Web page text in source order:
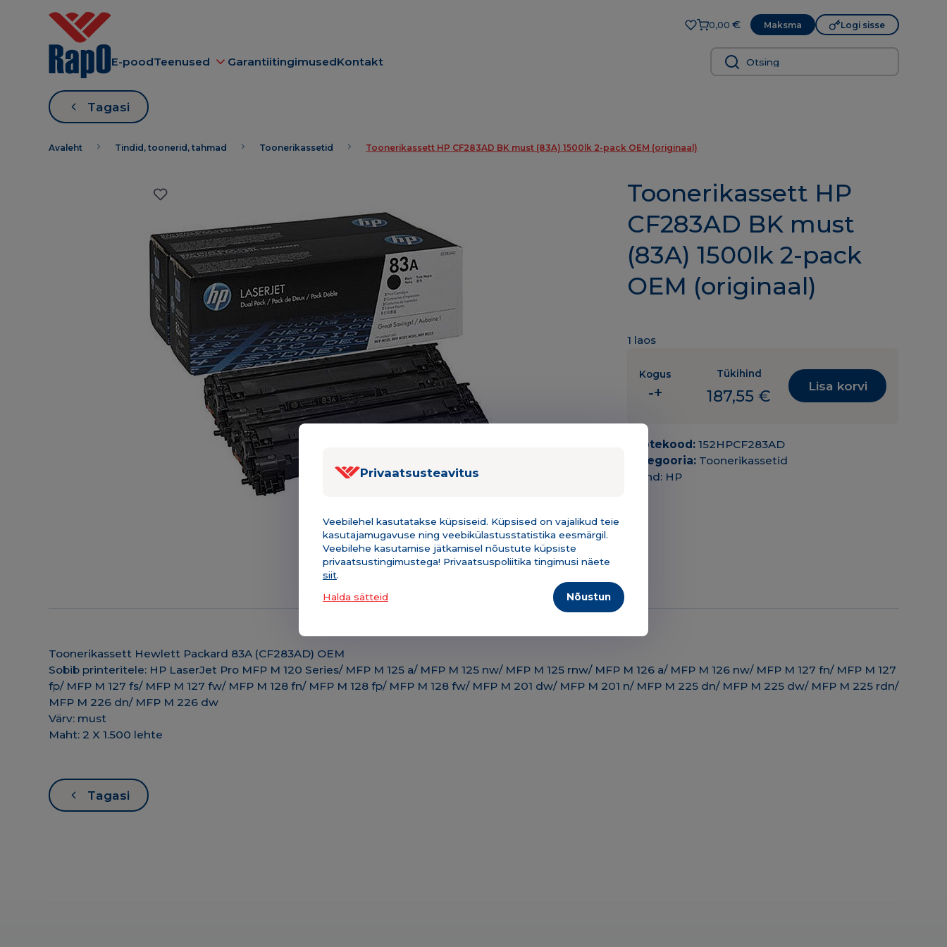
Privaatsusteavitus
Veebilehel kasutatakse küpsiseid. Küpsised on vajalikud teie
kasutajamugavuse ning veebikülastusstatistika eesmärgil.
Veebilehe kasutamise jätkamisel nõustute küpsiste
privaatsustingimustega! Privaatsuspoliitika tingimusi näete
siit.
Halda sätteid
Nõustun
0,00€ Maksma Logi sisse
E-poodTeenused GarantiitingimusedKontakt
Tagasi
Avaleht Tindid, toonerid, tahmad Toonerikassetid Toonerikassett HP CF283AD BK must (83A) 1500lk 2-pack OEM (originaal)
Toonerikassett HP
CF283AD BK must
(83A) 1500lk 2-pack
OEM (originaal)
1 laos
Kogus
-Toonerikassett
CF283AD
BK
must
(83A)
+
Tükihind
187,55€
Lisa korvi
Tootekood: 152HPCF283AD
Kategooria: Toonerikassetid
Bränd: HP
Lisainfo
Toonerikassett Hewlett Packard 83A (CF283AD) OEM
Sobib printeritele: HP LaserJet Pro MFP M 120 Series/ MFP M 125 a/ MFP M 125 nw/ MFP M 125 rnw/ MFP M 126 a/ MFP M 126 nw/ MFP M 127 fn/ MFP M 127
fp/ MFP M 127 fs/ MFP M 127 fw/ MFP M 128 fn/ MFP M 128 fp/ MFP M 128 fw/ MFP M 201 dw/ MFP M 201 n/ MFP M 225 dn/ MFP M 225 dw/ MFP M 225 rdn/
MFP M 226 dn/ MFP M 226 dw
Värv: must
Maht: 2 X 1.500 lehte
Tagasi